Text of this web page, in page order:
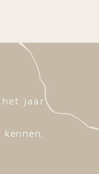
jaar